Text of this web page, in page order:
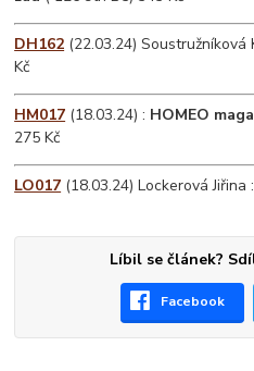
DH162 (22.03.24) Soustružníková
Kč
HM017 (18.03.24) : HOMEO
275 Kč
LO017 (18.03.24) Lockerová Jiřina :
Líbil se článek?
Facebook